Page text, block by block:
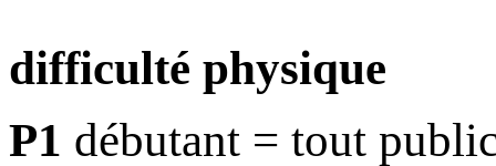
difficulté physique
P1 débutant = tout